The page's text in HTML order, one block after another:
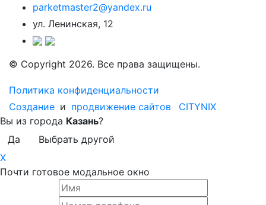
parketmaster2@yandex.ru
ул. Ленинская, 12
© Copyright 2026. Все права защищены.
Политика конфиденциальности
Создание и продвижение сайтов
CITYNIX
Вы из города Казань?
Да
Выбрать другой
X
Почти готовое модальное окно